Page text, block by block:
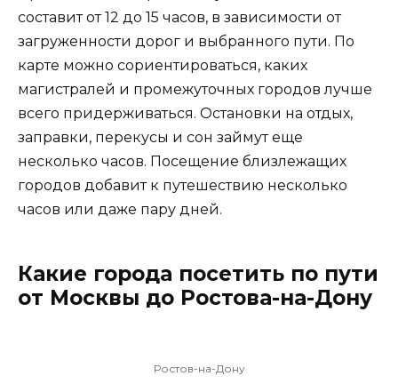
составит от 12 до 15 часов, в зависимости от
загруженности дорог и выбранного пути. По
карте можно сориентироваться, каких
магистралей и промежуточных городов лучше
всего придерживаться. Остановки на отдых,
заправки, перекусы и сон займут еще
несколько часов. Посещение близлежащих
городов добавит к путешествию несколько
часов или даже пару дней.
Какие города посетить по пути
от Москвы до Ростова-на-Дону
Ростов-на-Дону